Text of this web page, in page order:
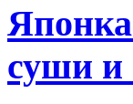
суши и